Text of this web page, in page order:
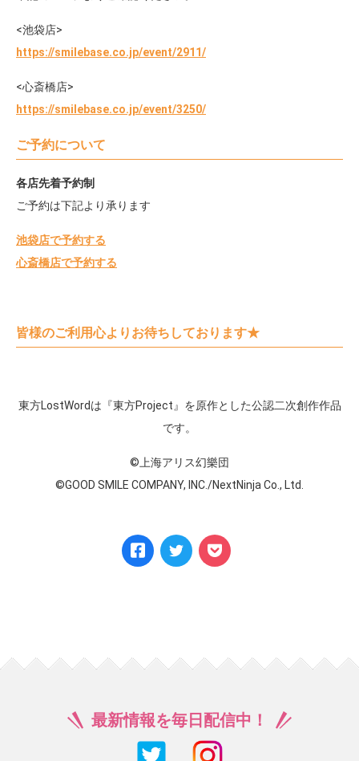
<池袋店>
https://smilebase.co.jp/event/2911/
<心斎橋店>
https://smilebase.co.jp/event/3250/
ご予約について
各店先着予約制
ご予約は下記より承ります
池袋店で予約する
心斎橋店で予約する
皆様のご利用心よりお待ちしております★
東方LostWordは『東方Project』を原作とした公認二次創作作品
です。
©上海アリス幻樂団
©GOOD SMILE COMPANY, INC./NextNinja Co., Ltd.
最新情報を毎日配信中！